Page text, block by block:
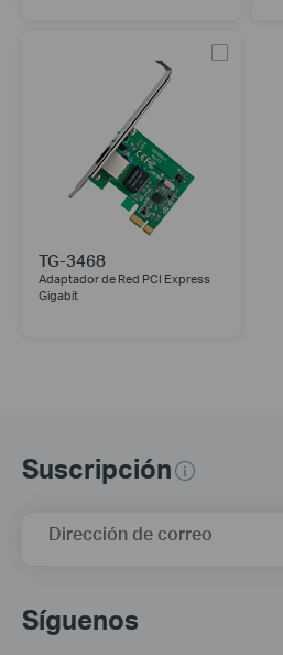
TG-3468
Adaptador de Red PCI Express
Gigabit
Suscripción
Dirección de correo
Síguenos